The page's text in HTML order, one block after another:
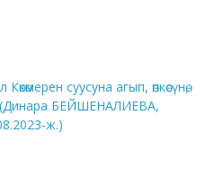
суусуна агып, өпкөсүнө,
(Динара БЕЙШЕНАЛИЕВА,
ж.)